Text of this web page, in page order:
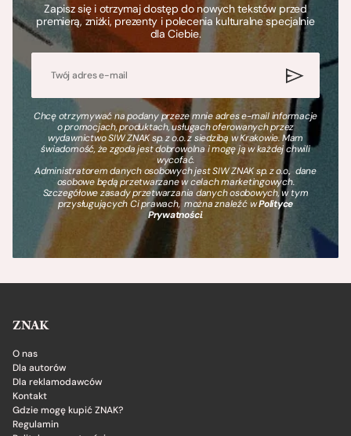
Zapisz się i otrzymaj dostęp do nowych tekstów przed
premierą, zniżki, prezenty i polecenia kulturalne specjalnie
dla Ciebie.
Chcę otrzymywać na podany przeze mnie adres e-mail informacje
o promocjach, produktach, usługach oferowanych przez
wydawnictwo SIW ZNAK sp. z o.o. z siedzibą w Krakowie. Mam
świadomość, że zgoda jest dobrowolna i mogę ją w każdej chwili
wycofać.
Administratorem danych osobowych jest SIW ZNAK sp. z o.o., dane
osobowe będą przetwarzane w celach marketingowych.
Szczegółowe zasady przetwarzania danych osobowych, w tym
przysługujących Ci prawach, można znaleźć wPolityce
Prywatności.
ZNAK
O nas
Dla autorów
Dla reklamodawców
Kontakt
Gdzie mogę kupić ZNAK?
Regulamin